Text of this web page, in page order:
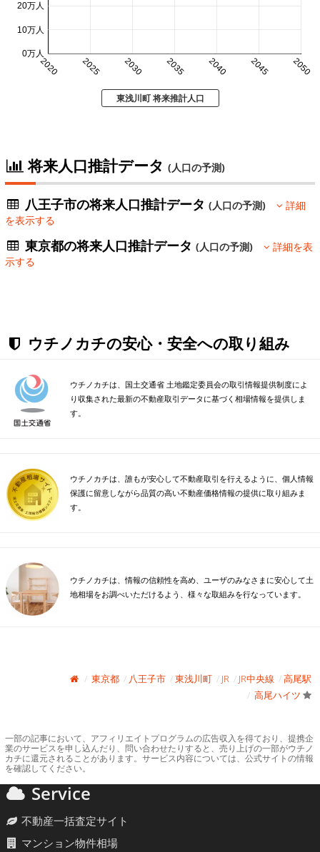
2020 2025 2030 2035 2040 2045 2050
0万人
10万人
20万人
東浅川町 将来推計人口
将来人口推計データ (人口の予測)
八王子市の将来人口推計データ(人口の予測)
詳細
を表示する
東京都の将来人口推計データ(人口の予測)
詳細を表
示する
ウチノカチの安心・安全への取り組み
ウチノカチは、国土交通省 土地鑑定委員会の取引情報提供制度によ
り収集された最新の不動産取引データに基づく相場情報を提供しま
す。
ウチノカチは、誰もが安心して不動産取引を行えるように、個人情報
保護に留意しながら品質の高い不動産価格情報の提供に取り組みま
す。
ウチノカチは、情報の信頼性を高め、ユーザのみなさまに安心して土
地相場をお調べいただけるよう、様々な取組みを行なっています。
東京都 八王子市 東浅川町 JR JR中央線
高尾駅
高尾ハイツ
一部の記事において、アフィリエイトプログラムの広告収入を得ており、提携企
業のサービスを申し込んだり、問い合わせたりすると、売り上げの一部がウチノ
カチに還元されることがあります。サービス内容については、公式サイトの情報
を確認してください。
Service
不動産一括査定サイト
マンション物件相場